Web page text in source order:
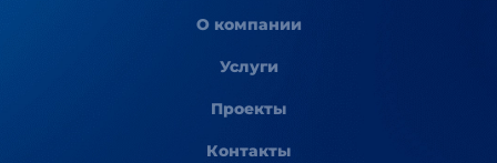
О компании
Услуги
Проекты
Контакты